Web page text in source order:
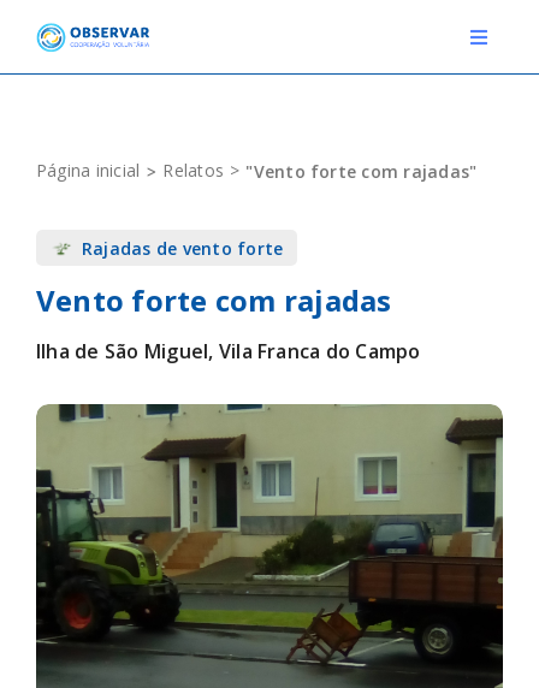
content
Toggle
EVENTOS
DEFINIÇÕES
F.A.Q.
Novo relato Login
Página inicial Relatos "Vento forte com rajadas"
Rajadas de vento forte
Vento forte com rajadas
Ilha de São Miguel, Vila Franca do Campo